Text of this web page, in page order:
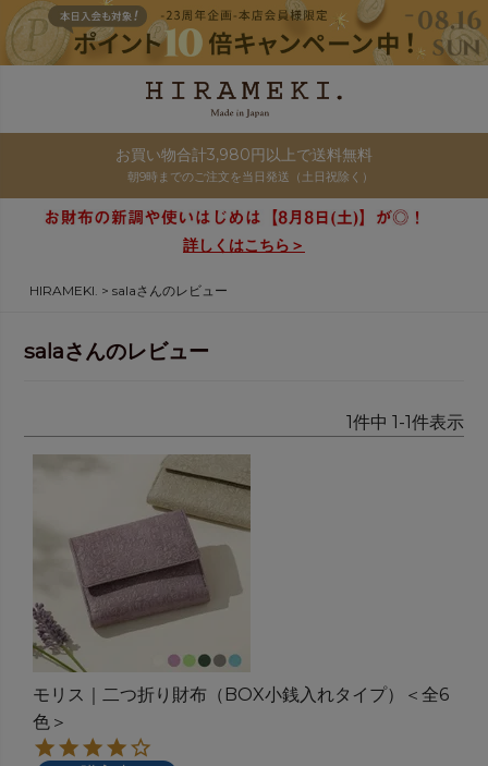
お買い物合計3,980円以上で送料無料
朝9時までのご注文を当日発送（土日祝除く）
詳しくはこちら＞
HIRAMEKI. salaさんのレビュー
salaさんのレビュー
1件中 1 -1件表示
モリス｜二つ折り財布（BOX小銭入れタイプ）＜全6
色＞